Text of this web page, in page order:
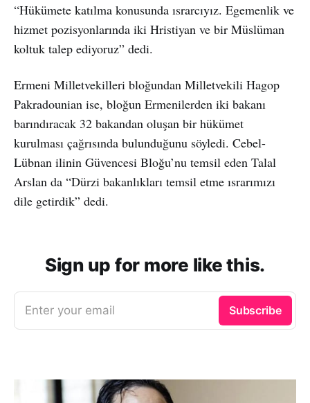
“Hükümete katılma konusunda ısrarcıyız. Egemenlik ve
hizmet pozisyonlarında iki Hristiyan ve bir Müslüman
koltuk talep ediyoruz” dedi.
Ermeni Milletvekilleri bloğundan Milletvekili Hagop
Pakradounian ise, bloğun Ermenilerden iki bakanı
barındıracak 32 bakandan oluşan bir hükümet
kurulması çağrısında bulunduğunu söyledi. Cebel-
Lübnan ilinin Güvencesi Bloğu’nu temsil eden Talal
Arslan da “Dürzi bakanlıkları temsil etme ısrarımızı
dile getirdik” dedi.
Sign up for more like this.
Enter your email Subscribe